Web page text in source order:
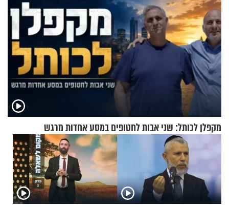
מקפלן לכותל: שני אבות לחטופים במסע אחדות מרגש